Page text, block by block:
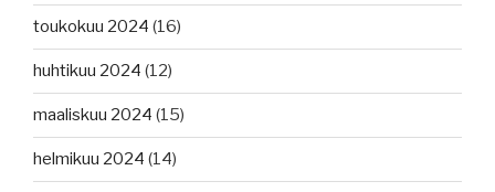
toukokuu 2024 (16)
huhtikuu 2024 (12)
maaliskuu 2024 (15)
helmikuu 2024 (14)